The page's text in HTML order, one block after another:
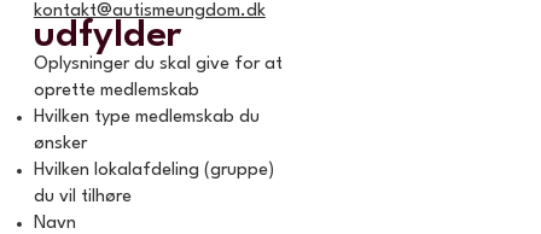
udfylder
kontakt@autismeungdom.dk
Oplysninger du skal give for at
oprette medlemskab
Hvilken type medlemskab du
ønsker
Hvilken lokalafdeling (gruppe)
du vil tilhøre
Navn